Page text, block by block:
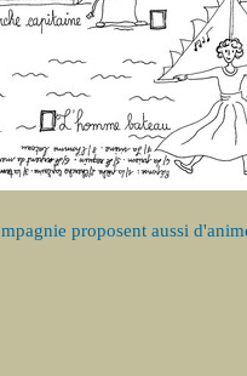
proposent aussi